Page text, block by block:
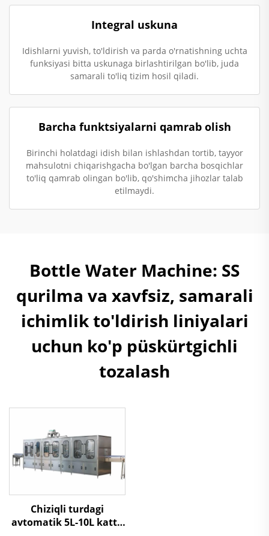
Integral uskuna
Idishlarni yuvish, to'ldirish va parda o'rnatishning uchta
funksiyasi bitta uskunaga birlashtirilgan bo'lib, juda
samarali to'liq tizim hosil qiladi.
Barcha funktsiyalarni qamrab olish
Birinchi holatdagi idish bilan ishlashdan tortib, tayyor
mahsulotni chiqarishgacha bo'lgan barcha bosqichlar
to'liq qamrab olingan bo'lib, qo'shimcha jihozlar talab
etilmaydi.
Bottle Water Machine: SS
qurilma va xavfsiz, samarali
ichimlik to'ldirish liniyalari
uchun ko'p püskürtgichli
tozalash
Chiziqli turdagi
avtomatik 5L-10L katta